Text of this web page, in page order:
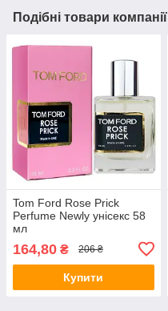
Подібні товари компанії
Tom Ford Rose Prick
Perfume Newly унісекс 58
мл
164,80 ₴ 206 ₴
Купити